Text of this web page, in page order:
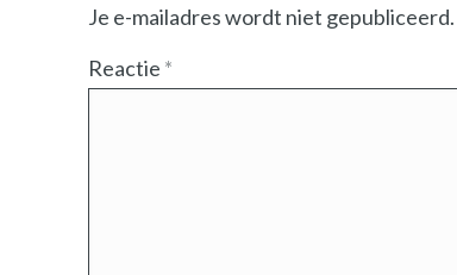
Je e-mailadres wordt niet gepubliceerd.
Reactie *